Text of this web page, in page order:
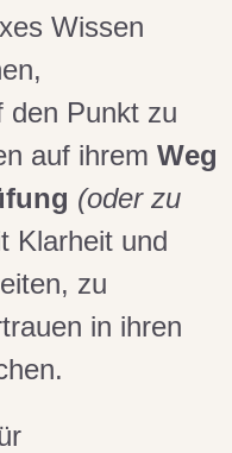
Wissen
den Punkt zu
auf ihrem Weg
(oder zu
Klarheit und
zu
in ihren